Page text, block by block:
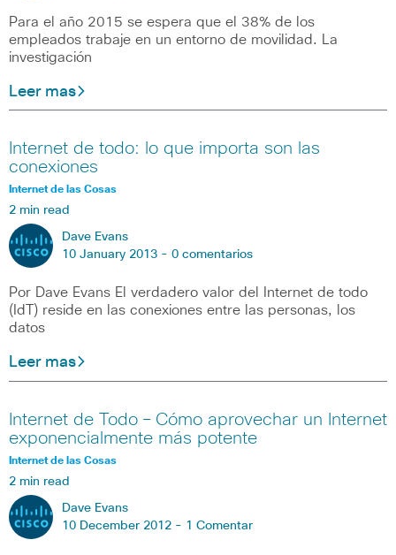
Para el año 2015 se espera que el 38% de los
empleados trabaje en un entorno de movilidad. La
investigación
Leer mas
Internet de todo: lo que importa son las
conexiones
Internet de las Cosas
2 min read
Dave Evans
10 January 2013 - 0 comentarios
Por Dave Evans El verdadero valor del Internet de todo
(IdT) reside en las conexiones entre las personas, los
datos
Leer mas
Internet de Todo – Cómo aprovechar un Internet
exponencialmente más potente
Internet de las Cosas
2 min read
Dave Evans
10 December 2012 - 1 Comentar